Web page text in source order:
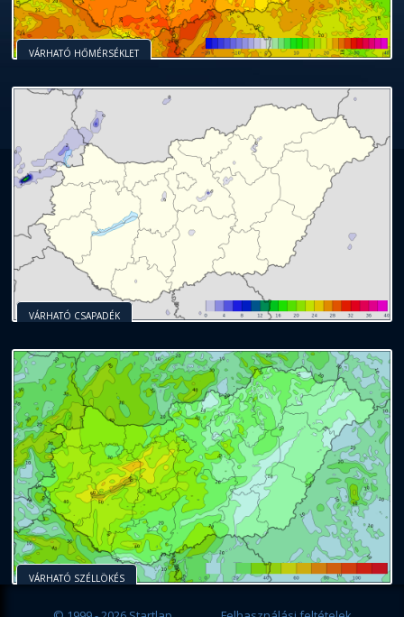
VÁRHATÓ HŐMÉRSÉKLET
VÁRHATÓ CSAPADÉK
VÁRHATÓ SZÉLLÖKÉS